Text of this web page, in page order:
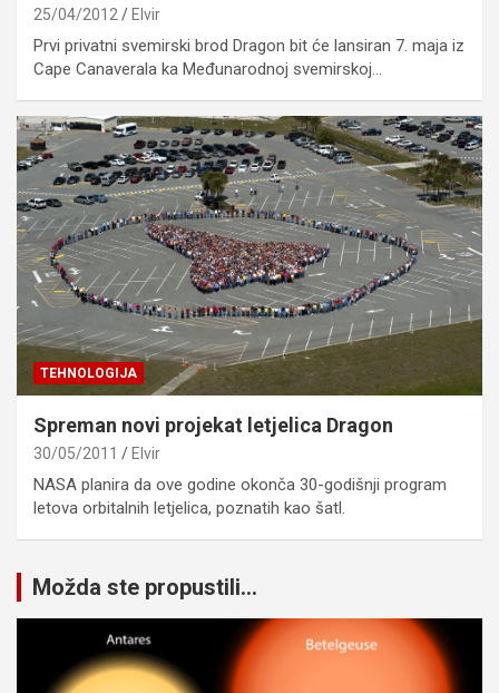
25/04/2012 Elvir
Prvi privatni svemirski brod Dragon bit će lansiran 7. maja iz
Cape Canaverala ka Međunarodnoj svemirskoj…
TEHNOLOGIJA
Spreman novi projekat letjelica Dragon
30/05/2011 Elvir
NASA planira da ove godine okonča 30-godišnji program
letova orbitalnih letjelica, poznatih kao šatl.
Možda ste propustili...